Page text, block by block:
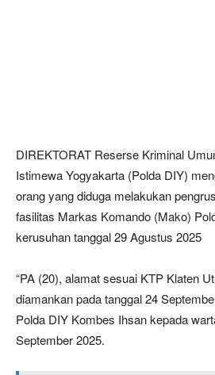
DIREKTORAT Reserse Kriminal
Istimewa Yogyakarta (Polda DIY)
orang yang diduga melakukan
fasilitas Markas Komando (Mako)
kerusuhan tanggal 29 Agustus 2025
“PA (20), alamat sesuai KTP Klaten
diamankan pada tanggal 24
Polda DIY Kombes Ihsan kepada
September 2025.